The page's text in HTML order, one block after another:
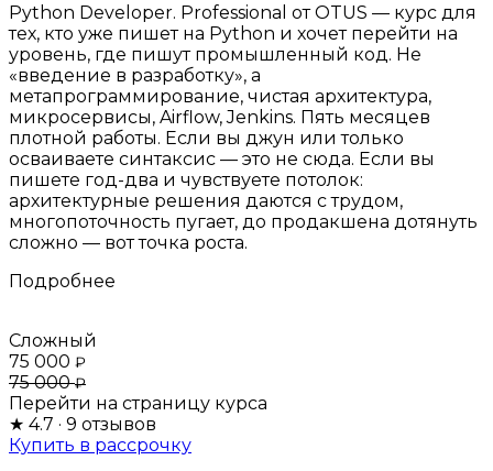
Python Developer. Professional от OTUS — курс для
тех, кто уже пишет на Python и хочет перейти на
уровень, где пишут промышленный код. Не
«введение в разработку», а
метапрограммирование, чистая архитектура,
микросервисы, Airflow, Jenkins. Пять месяцев
плотной работы. Если вы джун или только
осваиваете синтаксис — это не сюда. Если вы
пишете год-два и чувствуете потолок:
архитектурные решения даются с трудом,
многопоточность пугает, до продакшена дотянуть
сложно — вот точка роста.
Подробнее
Сложный
75 000 ₽
75 000₽
Перейти на страницу курса
★ 4.7 · 9 отзывов
Купить в рассрочку